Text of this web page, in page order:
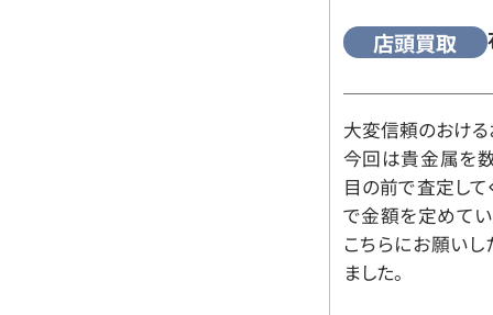
店頭買取
大変信頼のおける
今回は貴金属を
目の前で査定して
で金額を定めてい
こちらにお願いし
ました。